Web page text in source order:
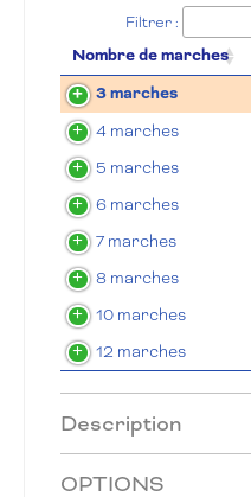
Filtrer :
Nombre de marches
3 marches
4 marches
5 marches
6 marches
7 marches
8 marches
10 marches
12 marches
Description
OPTIONS